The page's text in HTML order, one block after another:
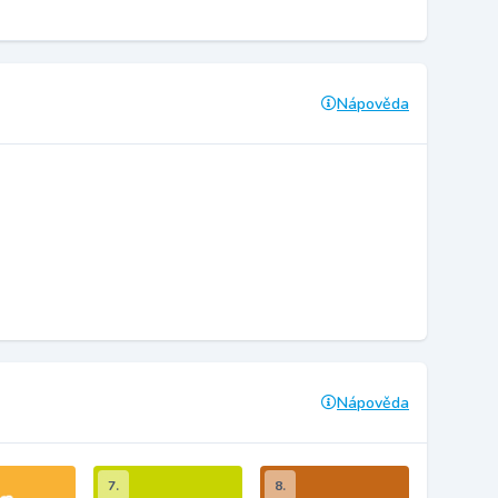
Nápověda
Nápověda
7. 8.